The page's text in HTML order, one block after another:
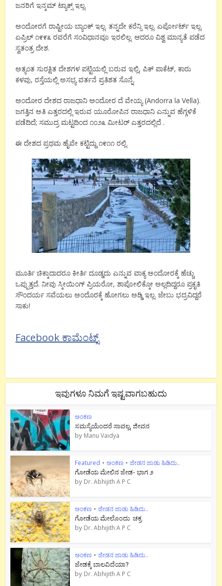
ಜನರಿಗೆ ಇನ್ಕಮ್ ಟ್ಯಾಕ್ಸ್ ಇಲ್ಲ.
ಅಂದೋರಗೆ ರಾಷ್ಟೀಯ ಬ್ಯಾಂಕ್ ಇಲ್ಲ. ತನ್ನದೇ ಕರೆನ್ಸಿ ಇಲ್ಲ. ಏರ್ಪೋರ್ಟ್ ಇಲ್ಲ.
ಏಪ್ರಿಲ್ ೧೯೯೩ ರವರೆಗೆ ಸಂವಿಧಾನವೂ ಇರಲಿಲ್ಲ. ಆದರೂ ವಿಶ್ವ ಮಾನ್ಯತೆ ಪಡೆದ
ಸ್ವತಂತ್ರ ದೇಶ.
ಅತ್ಯಂತ ಸುರಕ್ಷಿತ ದೇಶಗಳ ಪಟ್ಟಿಯಲ್ಲಿ ಬರುವ ಇಲ್ಲಿ, ಪಿಕ್ ಪಾಕೆಟ್, ಕಾರು
ಕಳವು, ರಸ್ತೆಯಲ್ಲಿ ಅಸಭ್ಯ ವರ್ತನೆ ಪ್ರತಿಶತ ಸೊನ್ನೆ.
ಅಂದೋರ ದೇಶದ ರಾಜಧಾನಿ ಅಂದೋರ ದೆ ವೇಯ್ಯ (Andorra la Vella).
ಜಗತ್ತಿನ ಅತಿ ಎತ್ತರದಲ್ಲಿ ಇರುವ ಯೂರೋಪಿನ ರಾಜಧಾನಿ ಎನ್ನುವ ಹೆಗ್ಗಳಿಕೆ
ಪಡೆದಿದೆ; ಸಮುದ್ರ ಮಟ್ಟದಿಂದ ೧೦೨೩ ಮೀಟರ್ ಎತ್ತರದಲ್ಲಿದೆ .
ಈ ದೇಶದ ಪ್ರಥಮ ಹೈವೇ ಕಟ್ಟಿದ್ದು ೧೯೧೧ ರಲ್ಲಿ.
ಮೂರ್ತಿ ಚಿಕ್ಕಾದಾದರೂ ಕೀರ್ತಿ ದೂಡ್ಡದು ಎನ್ನುವ ವಾಕ್ಯ ಅಂದೋರಕ್ಕೆ ಹೆಚ್ಚು
ಒಪ್ಪುತ್ತದೆ. ನೀವು ಸ್ಕೀಯಿಂಗ್ ಪ್ರಿಯರೋ, ಶಾಪೋಲಿಕ್ಕೋ ಅಲ್ಲದಿದ್ದರೂ ಪ್ರಕೃತಿ
ಸೌಂದರ್ಯ ಸವೆಯಲು ಅಂದೊರಕ್ಕೆ ಹೋಗಲು ಅಡ್ಡಿ ಇಲ್ಲ. ಜೇಬು ಭದ್ರವಿದ್ದರೆ
ಸಾಕು!
Facebook ಕಾಮೆಂಟ್ಸ್
ಇವುಗಳೂ ನಿಮಗೆ ಇಷ್ಟವಾಗಬಹುದು
ಅಂಕಣ
ಸಮಸ್ಯೆಯೆಂದರೆ ಸಾವಲ್ಲ, ಜೀವನ
by Manu Vaidya
Featured • ಅಂಕಣ • ಜೇಡನ ಜಾಡು ಹಿಡಿದು..
ಗೋಡೆಯ ಮೇಲಿನ ಜೇಡ- ಭಾಗ ೨
by Dr. Abhijith A P C
ಅಂಕಣ • ಜೇಡನ ಜಾಡು ಹಿಡಿದು..
ಗೋಡೆಯ ಮೇಲೊಂದು ಚಕ್ರ
by Dr. Abhijith A P C
ಅಂಕಣ • ಜೇಡನ ಜಾಡು ಹಿಡಿದು..
ಜೇಡಕ್ಕೆ ಬಾಲವಿದೆಯಾ?
by Dr. Abhijith A P C